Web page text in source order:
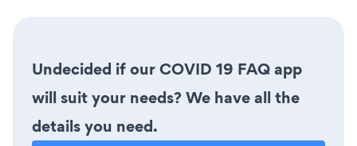
Undecided if our COVID 19 FAQ app
will suit your needs? We have all the
details you need.